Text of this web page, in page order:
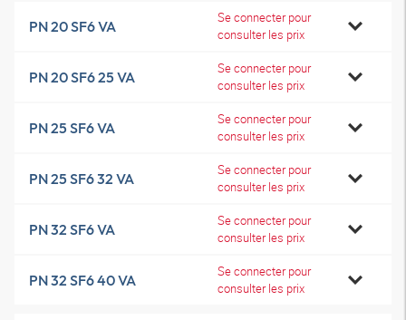
PN 20 SF6 VA
Se connecter pour
consulter les prix
PN 20 SF6 25 VA
Se connecter pour
consulter les prix
PN 25 SF6 VA
Se connecter pour
consulter les prix
PN 25 SF6 32 VA
Se connecter pour
consulter les prix
PN 32 SF6 VA
Se connecter pour
consulter les prix
PN 32 SF6 40 VA
Se connecter pour
consulter les prix